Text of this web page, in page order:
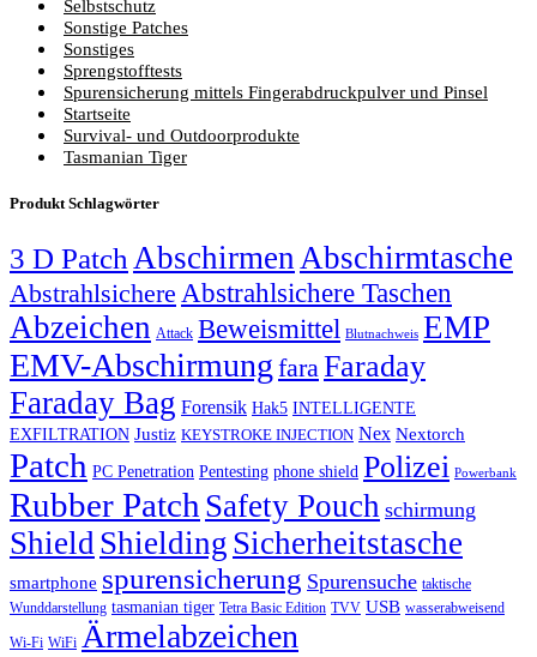
Selbstschutz
Sonstige Patches
Sonstiges
Sprengstofftests
Spurensicherung mittels Fingerabdruckpulver und Pinsel
Startseite
Survival- und Outdoorprodukte
Tasmanian Tiger
Produkt Schlagwörter
3 D Patch AbschirmenAbschirmtasche
Abstrahlsichere Abstrahlsichere Taschen
Abzeichen Attack Beweismittel Blutnachweis EMP
EMV-Abschirmung faraFaraday
Faraday Bag Forensik Hak5 INTELLIGENTE
EXFILTRATION Justiz KEYSTROKE INJECTION Nex Nextorch
Patch PC Penetration Pentesting phone shield Polizei Powerbank
Rubber Patch Safety Pouch schirmung
ShieldShielding Sicherheitstasche
smartphone spurensicherung Spurensuche taktische
Wunddarstellung tasmanian tiger Tetra Basic Edition TVV USB wasserabweisend
Wi-Fi WiFi Ärmelabzeichen